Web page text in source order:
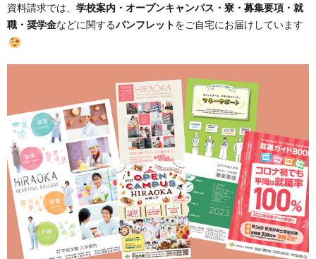
資料請求では、 学校案内・オープンキャンパス・寮・募集要項・就
職・奨学金などに関するパンフレットをご自宅にお届けしています